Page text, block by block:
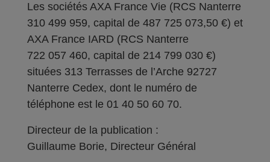
Les sociétés AXA France Vie (RCS Nanterre
310 499 959, capital de 487 725 073,50 €) et
AXA France IARD (RCS Nanterre
722 057 460, capital de 214 799 030 €)
situées 313 Terrasses de l’Arche 92727
Nanterre Cedex, dont le numéro de
téléphone est le 01 40 50 60 70.
Directeur de la publication :
Guillaume Borie, Directeur Général